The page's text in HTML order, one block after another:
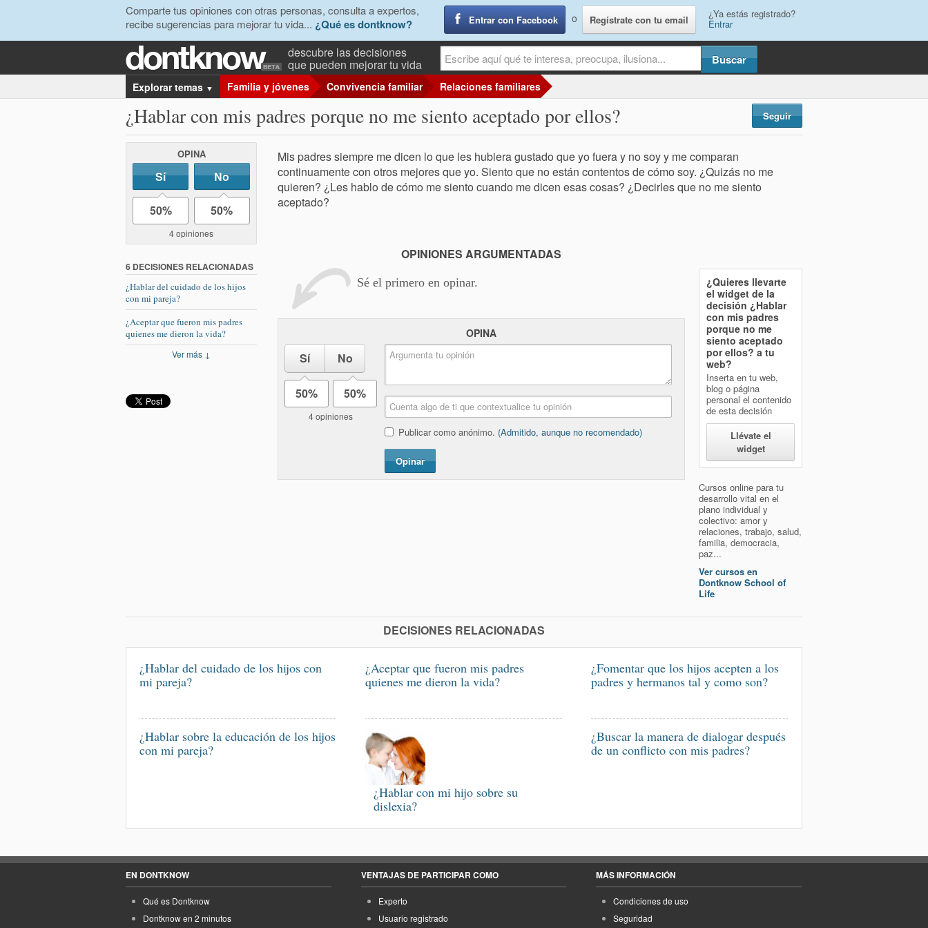
Comparte tus opiniones con otras personas, consulta a expertos,
recibe sugerencias para mejorar tu vida... ¿Qué es dontknow? Entrar con Facebook o Regístrate con tu email ¿Ya estás registrado?
Entrar
descubre las decisiones
que pueden mejorar tu vida
Explorar temas ▼ Familia y jóvenes Convivencia familiar Relaciones familiares
¿Hablar con mis padres porque no me siento aceptado por ellos? Seguir
OPINA
Sí No
50% 50%
4 opiniones
6 DECISIONES RELACIONADAS
¿Hablar del cuidado de los hijos
con mi pareja?
¿Aceptar que fueron mis padres
quienes me dieron la vida?
Ver más ↓
Mis padres siempre me dicen lo que les hubiera gustado que yo fuera y no soy y me comparan
continuamente con otros mejores que yo. Siento que no están contentos de cómo soy. ¿Quizás no me
quieren? ¿Les hablo de cómo me siento cuando me dicen esas cosas? ¿Decirles que no me siento
aceptado?
OPINIONES ARGUMENTADAS
Sé el primero en opinar.
OPINA
Sí No
50% 50%
4 opiniones
Publicar como anónimo. (Admitido, aunque no recomendado)
Opinar
¿Quieres llevarte
el widget de la
decisión ¿Hablar
con mis padres
porque no me
siento aceptado
por ellos? a tu
web?
Inserta en tu web,
blog o página
personal el contenido
de esta decisión
Llévate el
widget
Cursos online para tu
desarrollo vital en el
plano individual y
colectivo: amor y
relaciones, trabajo, salud,
familia, democracia,
paz...
Ver cursos en
Dontknow School of
Life
DECISIONES RELACIONADAS
¿Hablar del cuidado de los hijos con
mi pareja?
¿Aceptar que fueron mis padres
quienes me dieron la vida?
¿Fomentar que los hijos acepten a los
padres y hermanos tal y como son?
¿Hablar sobre la educación de los hijos
con mi pareja?
¿Hablar con mi hijo sobre su
dislexia?
¿Buscar la manera de dialogar después
de un conflicto con mis padres?
EN DONTKNOW
Qué es Dontknow
Dontknow en 2 minutos
VENTAJAS DE PARTICIPAR COMO
Experto
Usuario registrado
MÁS INFORMACIÓN
Condiciones de uso
Seguridad